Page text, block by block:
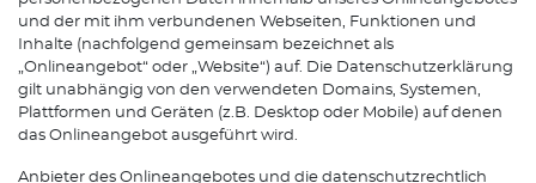
und der mit ihm verbundenen Webseiten, Funktionen und
Inhalte (nachfolgend gemeinsam bezeichnet als
„Onlineangebot“ oder „Website“) auf. Die Datenschutzerklärung
gilt unabhängig von den verwendeten Domains, Systemen,
Plattformen und Geräten (z.B. Desktop oder Mobile) auf denen
das Onlineangebot ausgeführt wird.
Anbieter des Onlineangebotes und die datenschutzrechtlich